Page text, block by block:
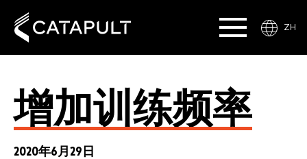
ZH
增加训练频率
2020年6月29日